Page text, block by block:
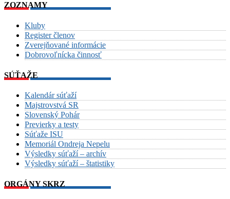
ZOZNAMY
Kluby
Register členov
Zverejňované informácie
Dobrovoľnícka činnosť
SÚŤAŽE
Kalendár súťaží
Majstrovstvá SR
Slovenský Pohár
Previerky a testy
Súťaže ISU
Memoriál Ondreja Nepelu
Výsledky súťaží – archív
Výsledky súťaží – štatistiky
ORGÁNY SKRZ